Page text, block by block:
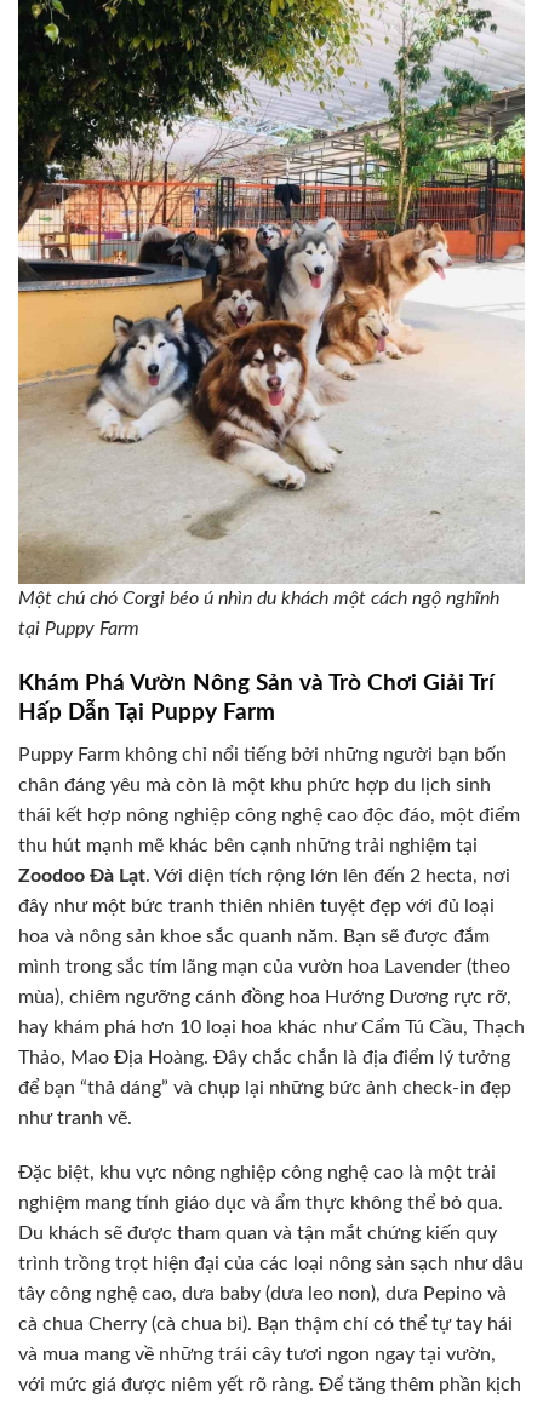
Một chú chó Corgi béo ú nhìn du khách một cách ngộ nghĩnh
tại Puppy Farm
Khám Phá Vườn Nông Sản và Trò Chơi Giải Trí
Hấp Dẫn Tại Puppy Farm
Puppy Farm không chỉ nổi tiếng bởi những người bạn bốn
chân đáng yêu mà còn là một khu phức hợp du lịch sinh
thái kết hợp nông nghiệp công nghệ cao độc đáo, một điểm
thu hút mạnh mẽ khác bên cạnh những trải nghiệm tại
Zoodoo Đà Lạt. Với diện tích rộng lớn lên đến 2 hecta, nơi
đây như một bức tranh thiên nhiên tuyệt đẹp với đủ loại
hoa và nông sản khoe sắc quanh năm. Bạn sẽ được đắm
mình trong sắc tím lãng mạn của vườn hoa Lavender (theo
mùa), chiêm ngưỡng cánh đồng hoa Hướng Dương rực rỡ,
hay khám phá hơn 10 loại hoa khác như Cẩm Tú Cầu, Thạch
Thảo, Mao Địa Hoàng. Đây chắc chắn là địa điểm lý tưởng
để bạn “thả dáng” và chụp lại những bức ảnh check-in đẹp
như tranh vẽ.
Đặc biệt, khu vực nông nghiệp công nghệ cao là một trải
nghiệm mang tính giáo dục và ẩm thực không thể bỏ qua.
Du khách sẽ được tham quan và tận mắt chứng kiến quy
trình trồng trọt hiện đại của các loại nông sản sạch như dâu
tây công nghệ cao, dưa baby (dưa leo non), dưa Pepino và
cà chua Cherry (cà chua bi). Bạn thậm chí có thể tự tay hái
và mua mang về những trái cây tươi ngon ngay tại vườn,
với mức giá được niêm yết rõ ràng. Để tăng thêm phần kịch